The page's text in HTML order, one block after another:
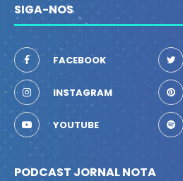
SIGA-NOS
FACEBOOK
INSTAGRAM
YOUTUBE
PODCAST JORNAL NOTA